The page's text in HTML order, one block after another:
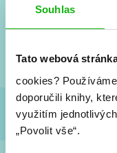
Souhlas
Tato webová
cookies?
doporučili knihy,
využitím
„Povolit vše“.
Vše kolem
a